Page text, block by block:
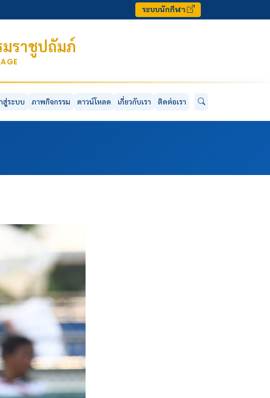
ระบบนักกีฬา
ราชูปถัมภ์
สู่ระบบ ภาพกิจกรรม ดาวน์โหลด เกี่ยวกับเรา ติดต่อเรา